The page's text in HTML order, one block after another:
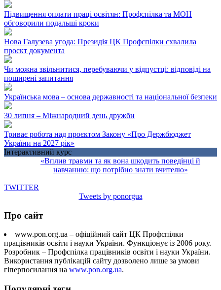
Підвищення оплати праці освітян: Профспілка та МОН
обговорили подальші кроки
Нова Галузева угода: Президія ЦК Профспілки схвалила
проєкт документа
Чи можна звільнитися, перебуваючи у відпустці: відповіді на
поширені запитання
Українська мова – основа державності та національної безпеки
30 липня – Міжнародний день дружби
Триває робота над проєктом Закону «Про Держбюджет
України на 2027 рік»
Інтерактивний курс
«Вплив травми та як вона шкодить поведінці й
навчанню: що потрібно знати вчителю»
TWITTER
Tweets by ponorgua
Про сайт
www.pon.org.ua – офіційний сайт ЦК Профспілки
працівників освіти і науки України. Функціонує із 2006 року.
Розробник – Профспілка працівників освіти і науки України.
Використання публікацій сайту дозволено лише за умови
гіперпосилання на www.pon.org.ua.